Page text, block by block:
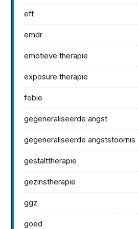
eft
emdr
emotieve therapie
exposure therapie
fobie
gegeneraliseerde angst
gegeneraliseerde angststoornis
gestalttherapie
gezinstherapie
ggz
goed